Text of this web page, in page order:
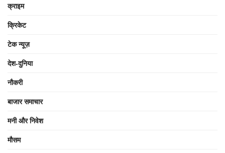
क्राइम
क्रिकेट
टेक न्यूज़
देश-दुनिया
नौकरी
बाजार समाचार
मनी और निवेश
मौसम